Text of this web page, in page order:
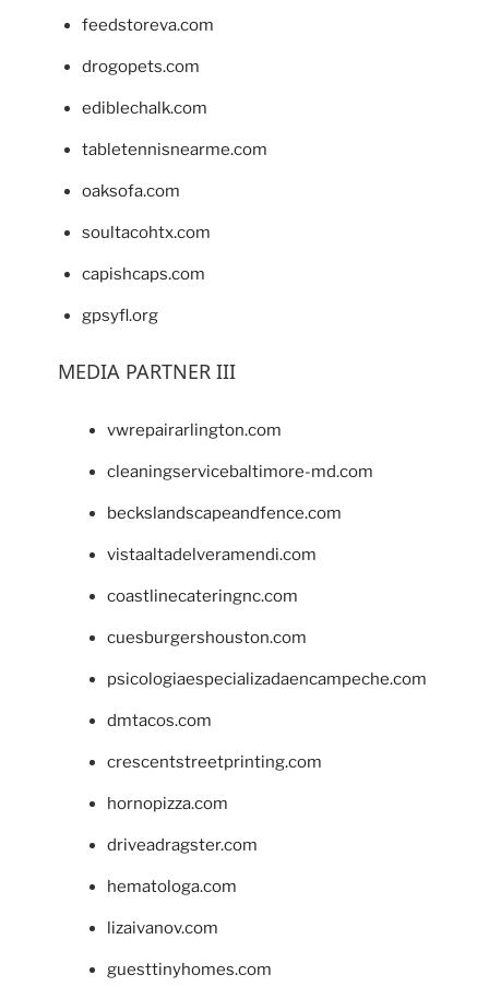
feedstoreva.com
drogopets.com
ediblechalk.com
tabletennisnearme.com
oaksofa.com
soultacohtx.com
capishcaps.com
gpsyfl.org
MEDIA PARTNER III
vwrepairarlington.com
cleaningservicebaltimore-md.com
beckslandscapeandfence.com
vistaaltadelveramendi.com
coastlinecateringnc.com
cuesburgershouston.com
psicologiaespecializadaencampeche.com
dmtacos.com
crescentstreetprinting.com
hornopizza.com
driveadragster.com
hematologa.com
lizaivanov.com
guesttinyhomes.com